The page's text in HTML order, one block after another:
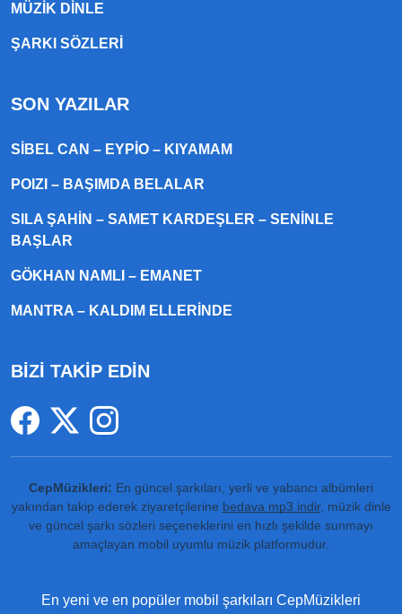
MÜZIK DINLE
ŞARKI SÖZLERI
SON YAZILAR
SIBEL CAN – EYPIO – KIYAMAM
POIZI – BAŞIMDA BELALAR
SILA ŞAHIN – SAMET KARDEŞLER – SENINLE
BAŞLAR
GÖKHAN NAMLI – EMANET
MANTRA – KALDIM ELLERINDE
BİZİ TAKİP EDİN
CepMüzikleri: En güncel şarkıları, yerli ve yabancı albümleri
yakından takip ederek ziyaretçilerine bedava mp3 indir, müzik dinle
ve güncel şarkı sözleri seçeneklerini en hızlı şekilde sunmayı
amaçlayan mobil uyumlu müzik platformudur.
En yeni ve en popüler mobil şarkıları CepMüzikleri